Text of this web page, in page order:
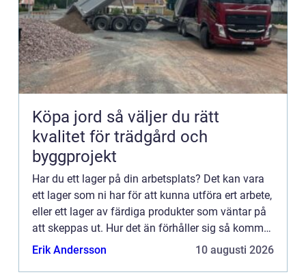
Köpa jord så väljer du rätt
kvalitet för trädgård och
byggprojekt
Har du ett lager på din arbetsplats? Det kan vara
ett lager som ni har för att kunna utföra ert arbete,
eller ett lager av färdiga produkter som väntar på
att skeppas ut. Hur det än förhåller sig så kommer
ni behöva någon som arbetar med lagret, när ...
Erik Andersson 10 augusti 2026